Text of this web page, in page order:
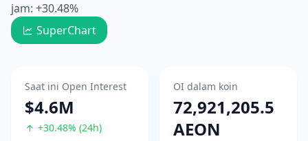
jam: +30.48%
SuperChart
Saat ini Open Interest
$4.6M
+30.48% (24h)
OI dalam koin
72,921,205.5
AEON